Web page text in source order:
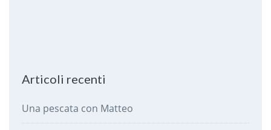
Articoli recenti
Una pescata con Matteo